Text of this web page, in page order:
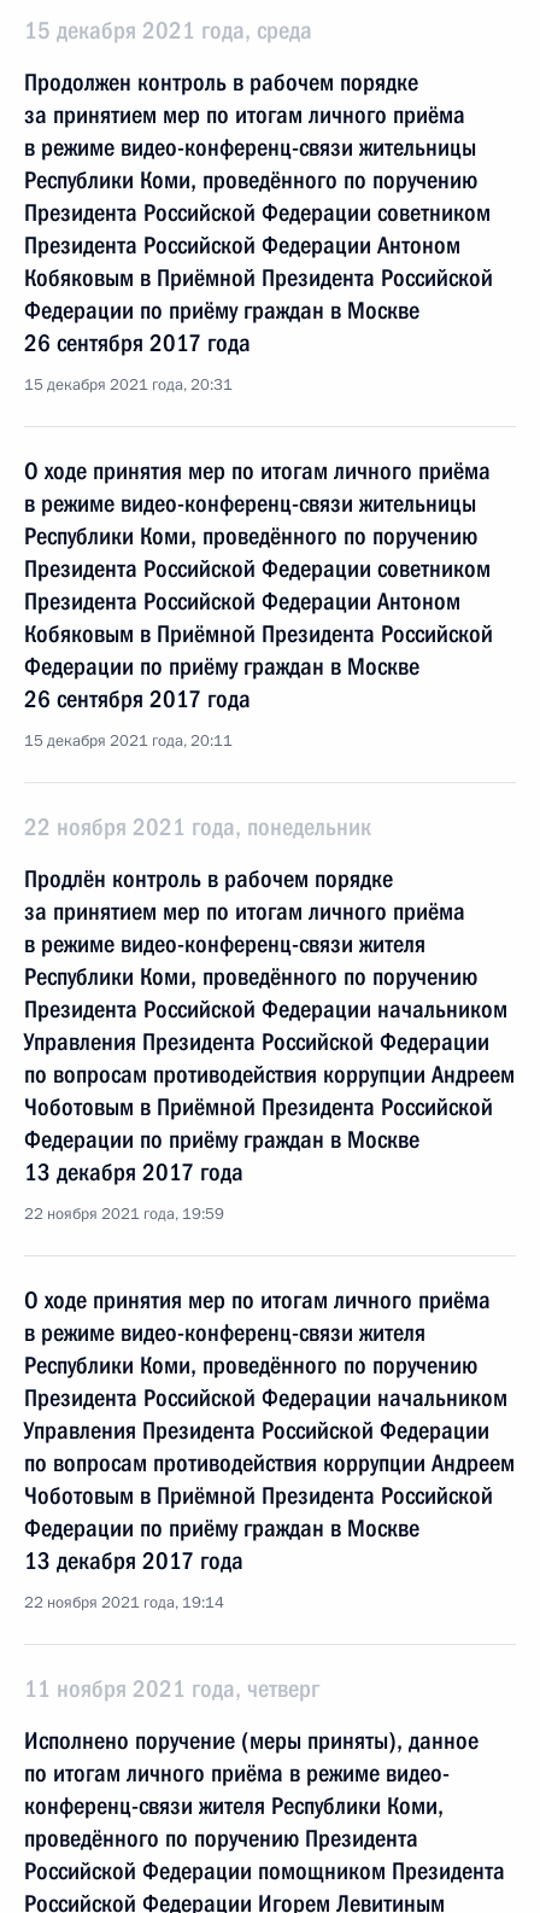
15 декабря 2021 года, среда
Продолжен контроль в рабочем порядке
за принятием мер по итогам личного приёма
в режиме видео-конференц-связи жительницы
Республики Коми, проведённого по поручению
Президента Российской Федерации советником
Президента Российской Федерации Антоном
Кобяковым в Приёмной Президента Российской
Федерации по приёму граждан в Москве
26 сентября 2017 года
15 декабря 2021 года, 20:31
О ходе принятия мер по итогам личного приёма
в режиме видео-конференц-связи жительницы
Республики Коми, проведённого по поручению
Президента Российской Федерации советником
Президента Российской Федерации Антоном
Кобяковым в Приёмной Президента Российской
Федерации по приёму граждан в Москве
26 сентября 2017 года
15 декабря 2021 года, 20:11
22 ноября 2021 года, понедельник
Продлён контроль в рабочем порядке
за принятием мер по итогам личного приёма
в режиме видео-конференц-связи жителя
Республики Коми, проведённого по поручению
Президента Российской Федерации начальником
Управления Президента Российской Федерации
по вопросам противодействия коррупции Андреем
Чоботовым в Приёмной Президента Российской
Федерации по приёму граждан в Москве
13 декабря 2017 года
22 ноября 2021 года, 19:59
О ходе принятия мер по итогам личного приёма
в режиме видео-конференц-связи жителя
Республики Коми, проведённого по поручению
Президента Российской Федерации начальником
Управления Президента Российской Федерации
по вопросам противодействия коррупции Андреем
Чоботовым в Приёмной Президента Российской
Федерации по приёму граждан в Москве
13 декабря 2017 года
22 ноября 2021 года, 19:14
11 ноября 2021 года, четверг
Исполнено поручение (меры приняты), данное
по итогам личного приёма в режиме видео-
конференц-связи жителя Республики Коми,
проведённого по поручению Президента
Российской Федерации помощником Президента
Российской Федерации Игорем Левитиным